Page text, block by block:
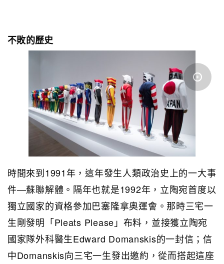
不敗的歷史
時間來到1991年，這年發生人類政治史上的一大事
件—蘇聯解體。隔年也就是1992年，立陶宛首度以
獨立國家的資格參加巴塞隆拿奧運會。那時三宅一
生剛發明「Pleats Please」布料，並接獲立陶宛
國家隊外科醫生Edward Domanskis的一封信；信
中Domanskis向三宅一生發出邀約，從而搭起這座